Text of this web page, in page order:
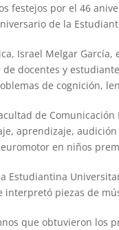
festejos por el 46
de la
Israel Melgar
docentes y
de cognición,
de
aprendizaje,
en niños
Estudiantina
piezas de
que obtuvieron los